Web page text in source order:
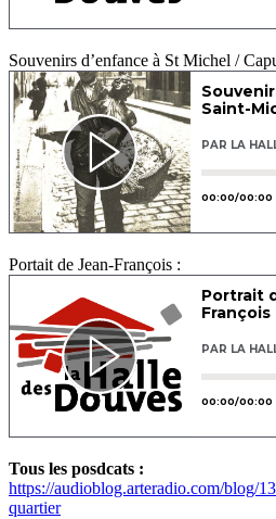
Souvenirs d’enfance à St Michel /
Portait de Jean-François :
Tous les posdcats :
https://audioblog.arteradio.com/blog/
quartier